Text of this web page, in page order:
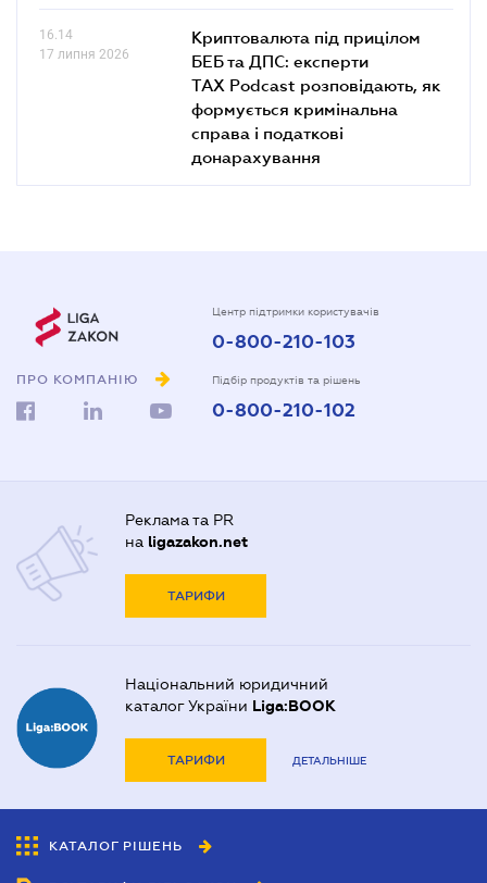
16.14
17 липня 2026
Криптовалюта під прицілом
БЕБ та ДПС: експерти
TAX Podcast розповідають, як
формується кримінальна
справа і податкові
донарахування
ПРО КОМПАНІЮ
Центр підтримки користувачів
0-800-210-103
Підбір продуктів та рішень
0-800-210-102
Реклама та PR
на ligazakon.net
ТАРИФИ
Національний юридичний
каталог України Liga:BOOK
ТАРИФИ ДЕТАЛЬНІШЕ
КАТАЛОГ РІШЕНЬ